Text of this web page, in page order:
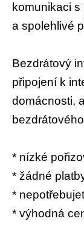
komunikaci
a spolehlivé
Bezdrátový
připojení k
domácnosti,
* nízké
* žádné
*
* výhodná